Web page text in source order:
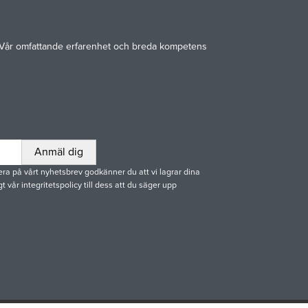
omfattande erfarenhet och breda kompetens
på vårt nyhetsbrev godkänner du att vi lagrar dina
vår integritetspolicy till dess att du säger upp